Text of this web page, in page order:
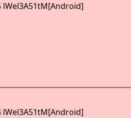
lWel3A51tM[Android]
lWel3A51tM[Android]